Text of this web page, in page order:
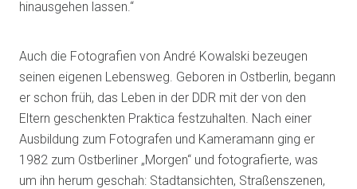
hinausgehen lassen.“
Auch die Fotografien von André Kowalski bezeugen
seinen eigenen Lebensweg. Geboren in Ostberlin, begann
er schon früh, das Leben in der DDR mit der von den
Eltern geschenkten Praktica festzuhalten. Nach einer
Ausbildung zum Fotografen und Kameramann ging er
1982 zum Ostberliner „Morgen“ und fotografierte, was
um ihn herum geschah: Stadtansichten, Straßenszenen,